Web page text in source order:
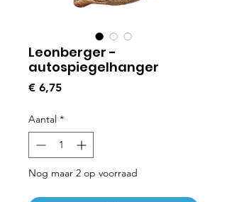
Leonberger -
autospiegelhanger
€ 6,75Prijs
Aantal *
Nog maar 2 op voorraad